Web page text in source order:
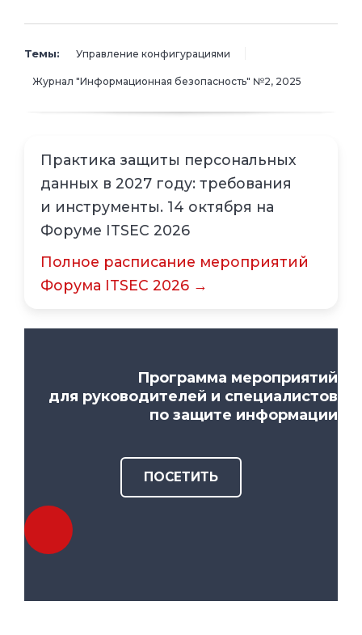
Темы: Управление конфигурациями
Журнал "Информационная безопасность" №2, 2025
Практика защиты персональных
данных в 2027 году: требования
и инструменты. 14 октября на
Форуме ITSEC 2026
Полное расписание мероприятий
Форума ITSEC 2026 →
Программа мероприятий
для руководителей и специалистов
по защите информации
ПОСЕТИТЬ